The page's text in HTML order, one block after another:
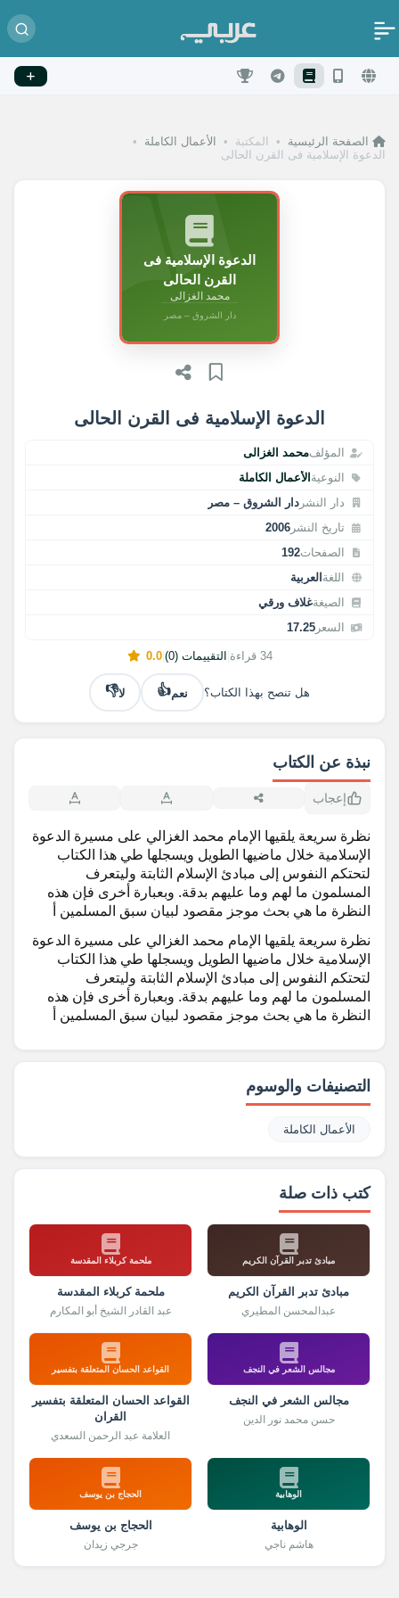
الصفحة الرئيسية • المكتبة • الأعمال الكاملة
•
الدعوة الإسلامية فى القرن الحالى
الدعوة الإسلامية فى القرن الحالى
المؤلفمحمد الغزالى
النوعية الأعمال الكاملة
دار النشر دار الشروق – مصر
تاريخ النشر 2006
الصفحات192
اللغة العربية
الصيغةغلاف ورقي
السعر 17.25
34 قراءة التقييمات (0) |
0.0
هل تنصح بهذا الكتاب؟ نعم👍 لا👎
الدعوة الإسلامية فى
القرن الحالى
محمد الغزالى
دار الشروق – مصر
نبذة عن الكتاب
إعجاب
نظرة سريعة يلقيها الإمام محمد الغزالي على مسيرة الدعوة
الإسلامية خلال ماضيها الطويل ويسجلها طي هذا الكتاب
لتحتكم النفوس إلى مبادئ الإسلام الثابتة وليتعرف
المسلمون ما لهم وما عليهم بدقة. وبعبارة أخرى فإن هذه
النظرة ما هي بحث موجز مقصود لبيان سبق المسلمين أ
نظرة سريعة يلقيها الإمام محمد الغزالي على مسيرة الدعوة
الإسلامية خلال ماضيها الطويل ويسجلها طي هذا الكتاب
لتحتكم النفوس إلى مبادئ الإسلام الثابتة وليتعرف
المسلمون ما لهم وما عليهم بدقة. وبعبارة أخرى فإن هذه
النظرة ما هي بحث موجز مقصود لبيان سبق المسلمين أ
التصنيفات والوسوم
الأعمال الكاملة
كتب ذات صلة
مبادئ تدبر القرآن الكريم
مبادئ تدبر القرآن الكريم
عبدالمحسن المطيري
ملحمة كربلاء المقدسة
ملحمة كربلاء المقدسة
عبد القادر الشيخ أبو المكارم
مجالس الشعر في النجف
مجالس الشعر في النجف
حسن محمد نور الدين
القواعد الحسان المتعلقة بتفسير
القواعد الحسان المتعلقة بتفسير
القران
العلامة عبد الرحمن السعدي
الوهابية
الوهابية
هاشم ناجي
الحجاج بن يوسف
الحجاج بن يوسف
جرجي زيدان